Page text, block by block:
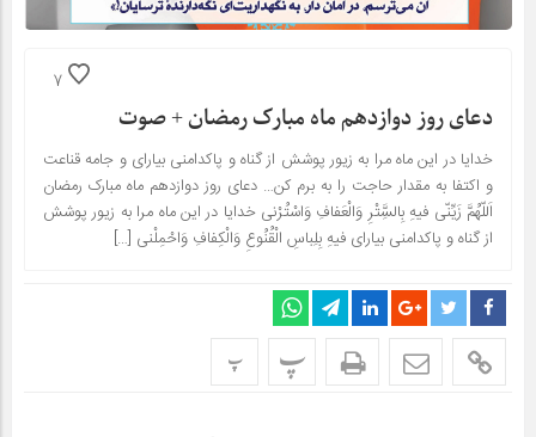
7
دعای روز دوازدهم ماه مبارک رمضان + صوت
خدایا در این ماه مرا به زیور پوشش از گناه و پاکدامنى بیاراى و جامه قناعت
و اکتفا به مقدار حاجت را به برم کن… دعای روز دوازدهم ماه مبارک رمضان
اَللّهُمَّ زَیِّنّى فیهِ بِالسَِّتْرِ وَالْعَفافِ وَاسْتُرْنى خدایا در این ماه مرا به زیور پوشش
از گناه و پاکدامنى بیاراى فیهِ بِلِباسِ الْقُنُوعِ وَالْکِفافِ وَاحْمِلْنى […]
پ پ